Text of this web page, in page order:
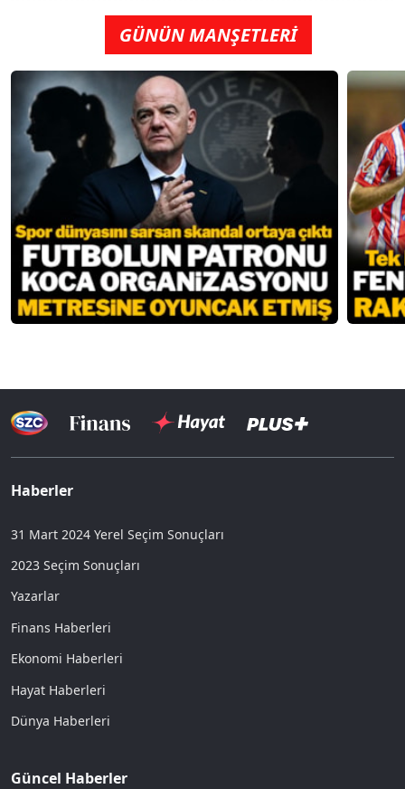
GÜNÜN MANŞETLERİ
Haberler
31 Mart 2024 Yerel Seçim Sonuçları
2023 Seçim Sonuçları
Yazarlar
Finans Haberleri
Ekonomi Haberleri
Hayat Haberleri
Dünya Haberleri
Güncel Haberler